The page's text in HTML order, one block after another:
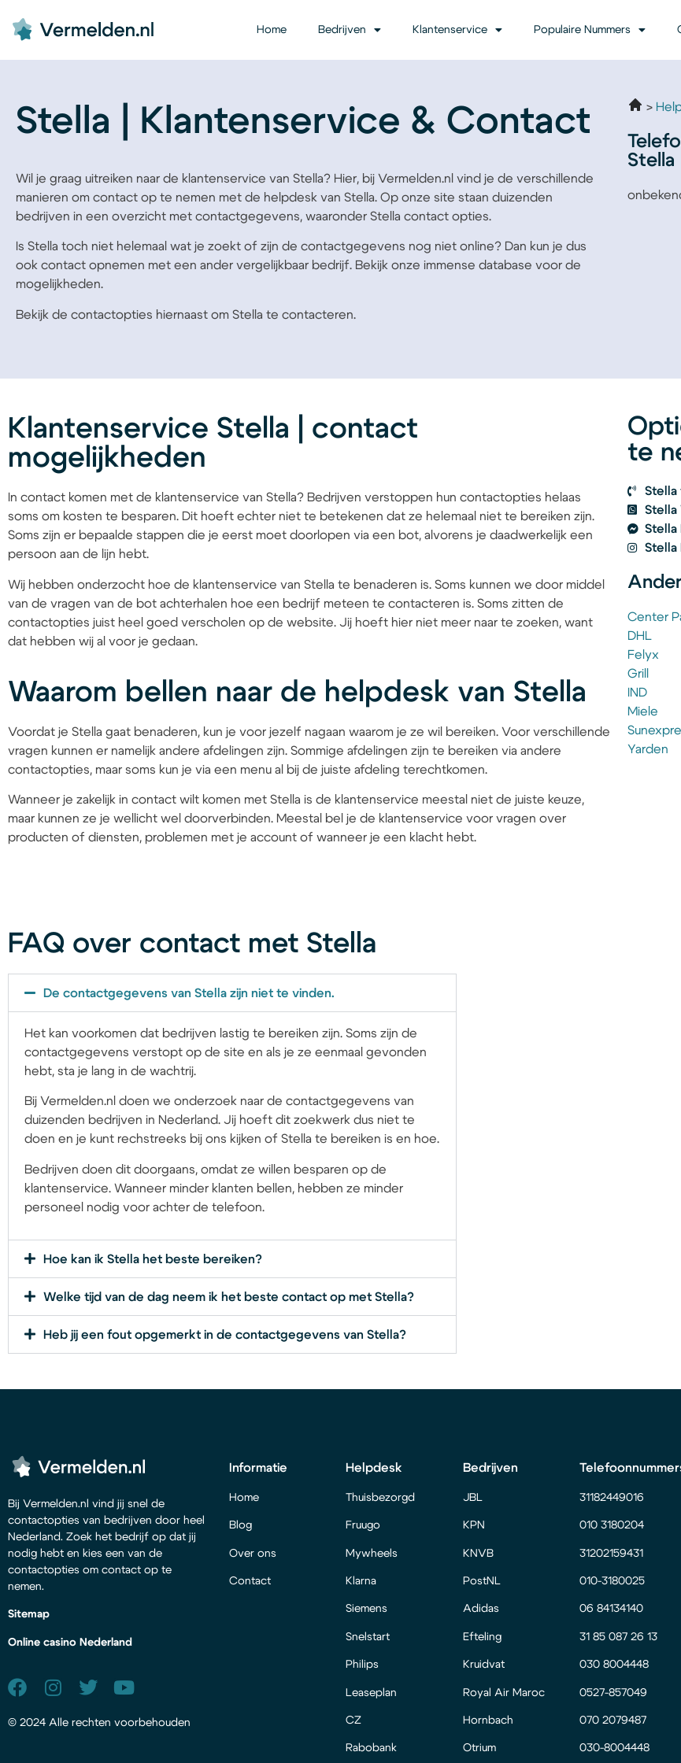
Home Bedrijven Klantenservice Populaire Nummers
Stella | Klantenservice & Contact
Wil je graag uitreiken naar de klantenservice van Stella? Hier, bij Vermelden.nl vind je de verschillende
manieren om contact op te nemen met de helpdesk van Stella. Op onze site staan duizenden
bedrijven in een overzicht met contactgegevens, waaronder Stella contact opties.
Is Stella toch niet helemaal wat je zoekt of zijn de contactgegevens nog niet online? Dan kun je dus
ook contact opnemen met een ander vergelijkbaar bedrijf. Bekijk onze immense database voor de
mogelijkheden.
Bekijk de contactopties hiernaast om Stella te contacteren.
Stella
Klantenservice Stella | contact
mogelijkheden
In contact komen met de klantenservice van Stella? Bedrijven verstoppen hun contactopties helaas
soms om kosten te besparen. Dit hoeft echter niet te betekenen dat ze helemaal niet te bereiken zijn.
Soms zijn er bepaalde stappen die je eerst moet doorlopen via een bot, alvorens je daadwerkelijk een
persoon aan de lijn hebt.
Wij hebben onderzocht hoe de klantenservice van Stella te benaderen is. Soms kunnen we door middel
van de vragen van de bot achterhalen hoe een bedrijf meteen te contacteren is. Soms zitten de
contactopties juist heel goed verscholen op de website. Jij hoeft hier niet meer naar te zoeken, want
dat hebben wij al voor je gedaan.
Waarom bellen naar de helpdesk van Stella
Voordat je Stella gaat benaderen, kun je voor jezelf nagaan waarom je ze wil bereiken. Voor verschillende
vragen kunnen er namelijk andere afdelingen zijn. Sommige afdelingen zijn te bereiken via andere
contactopties, maar soms kun je via een menu al bij de juiste afdeling terechtkomen.
Wanneer je zakelijk in contact wilt komen met Stella is de klantenservice meestal niet de juiste keuze,
maar kunnen ze je wellicht wel doorverbinden. Meestal bel je de klantenservice voor vragen over
producten of diensten, problemen met je account of wanneer je een klacht hebt.
te
Stella
Stella
Stella
Stella
Center
DHL
Felyx
Grill
IND
Miele
Yarden
FAQ over contact met Stella
De contactgegevens van Stella zijn niet te vinden.
Het kan voorkomen dat bedrijven lastig te bereiken zijn. Soms zijn de
contactgegevens verstopt op de site en als je ze eenmaal gevonden
hebt, sta je lang in de wachtrij.
Bij Vermelden.nl doen we onderzoek naar de contactgegevens van
duizenden bedrijven in Nederland. Jij hoeft dit zoekwerk dus niet te
doen en je kunt rechstreeks bij ons kijken of Stella te bereiken is en hoe.
Bedrijven doen dit doorgaans, omdat ze willen besparen op de
klantenservice. Wanneer minder klanten bellen, hebben ze minder
personeel nodig voor achter de telefoon.
Hoe kan ik Stella het beste bereiken?
Welke tijd van de dag neem ik het beste contact op met Stella?
Heb jij een fout opgemerkt in de contactgegevens van Stella?
Bij Vermelden.nl vind jij snel de
contactopties van bedrijven door heel
Nederland. Zoek het bedrijf op dat jij
nodig hebt en kies een van de
contactopties om contact op te
nemen.
Sitemap
Online casino Nederland
© 2024 Alle rechten voorbehouden
Informatie
Home
Blog
Over ons
Contact
Helpdesk
Thuisbezorgd
Fruugo
Mywheels
Klarna
Siemens
Snelstart
Philips
Leaseplan
CZ
Rabobank
Bedrijven
JBL
KPN
KNVB
PostNL
Adidas
Efteling
Kruidvat
Royal Air Maroc
Hornbach
Otrium
31182449016
010 3180204
31202159431
010-3180025
06 84134140
31 85 087 26 13
030 8004448
0527-857049
070 2079487
030-8004448